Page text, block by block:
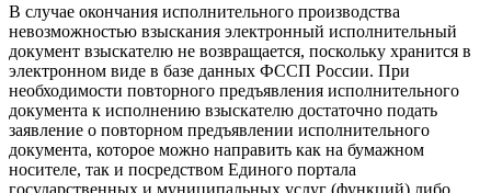
В случае окончания исполнительного производства
невозможностью взыскания электронный исполнительный
документ взыскателю не возвращается, поскольку хранится в
электронном виде в базе данных ФССП России. При
необходимости повторного предъявления исполнительного
документа к исполнению взыскателю достаточно подать
заявление о повторном предъявлении исполнительного
документа, которое можно направить как на бумажном
носителе, так и посредством Единого портала
государственных и муниципальных услуг (функций) либо